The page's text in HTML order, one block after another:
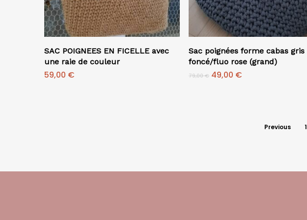
Ajouter Au Panier
SAC POIGNEES EN FICELLE avec
une raie de couleur
59,00 €
Ajouter Au Panier
Sac poignées forme cabas gris
foncé/fluo rose (grand)
79,00€ Le
prix
49,00 €
Previous 1